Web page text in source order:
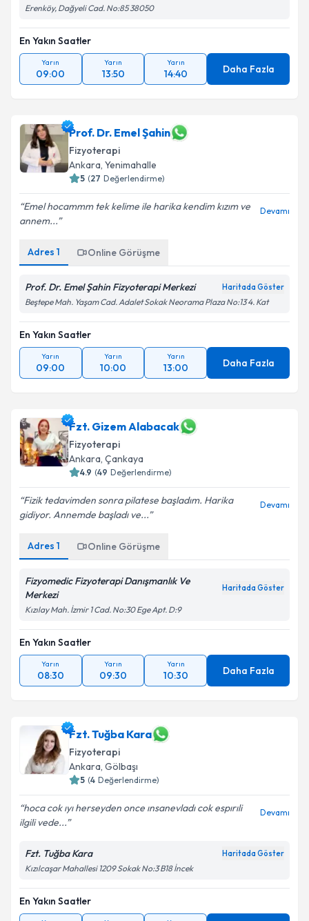
Erenköy, Dağyeli Cad. No:85 38050
En Yakın Saatler
Yarın
09:00
Yarın
13:50
Yarın
14:40 Daha Fazla
Prof. Dr. Emel Şahin
Fizyoterapi
Ankara, Yenimahalle
5 (27 Değerlendirme)
Emel hocammm tek kelime ile harika kendim kızım ve
annem...
Devamı
Adres 1 Online Görüşme
Prof. Dr. Emel Şahin Fizyoterapi Merkezi Haritada Göster
Beştepe Mah. Yaşam Cad. Adalet Sokak Neorama Plaza No:13 4. Kat
En Yakın Saatler
Yarın
09:00
Yarın
10:00
Yarın
13:00 Daha Fazla
Fzt. Gizem Alabacak
Fizyoterapi
Ankara, Çankaya
4.9 (49 Değerlendirme)
Fizik tedavimden sonra pilatese başladım. Harika
gidiyor. Annemde başladı ve...
Devamı
Adres 1 Online Görüşme
Fizyomedic Fizyoterapi Danışmanlık Ve
Merkezi
Haritada Göster
Kızılay Mah. İzmir 1 Cad. No:30 Ege Apt. D:9
En Yakın Saatler
Yarın
08:30
Yarın
09:30
Yarın
10:30 Daha Fazla
Fzt. Tuğba Kara
Fizyoterapi
Ankara, Gölbaşı
5 (4 Değerlendirme)
hoca cok ıyı herseyden once ınsanevladı cok espırıli
ilgili vede...
Devamı
Fzt. Tuğba Kara Haritada Göster
Kızılcaşar Mahallesi 1209 Sokak No:3 B18 İncek
En Yakın Saatler